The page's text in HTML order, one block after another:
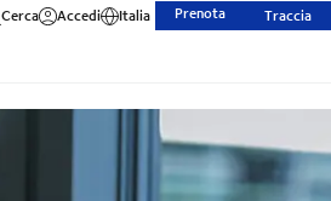
Cerca Accedi Italia Prenota Traccia